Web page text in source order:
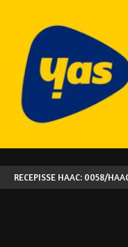
RECEPISSE HAAC: 0058/